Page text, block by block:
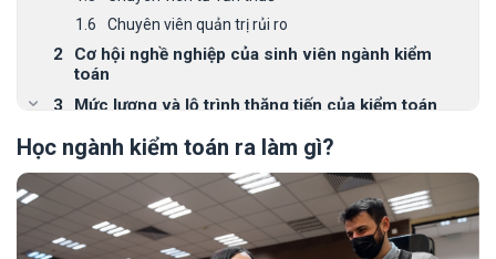
Chuyên viên quản trị rủi ro
Cơ hội nghề nghiệp của sinh viên ngành kiểm
toán
Mức lương và lộ trình thăng tiến của kiểm toán
Mức lương sinh viên mới ra trường
Mức lương kiểm toán viên có kinh nghiệm
Mức lương cấp quản lý
Lộ trình phát triển của kiểm toán viên
Học ngành kiểm toán ra làm gì?